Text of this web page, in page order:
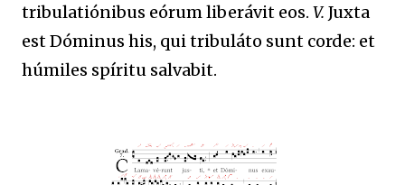
tribulatiónibus eórum liberávit eos. V.Juxta
est Dóminus his, qui tribuláto sunt corde: et
húmiles spíritu salvabit.